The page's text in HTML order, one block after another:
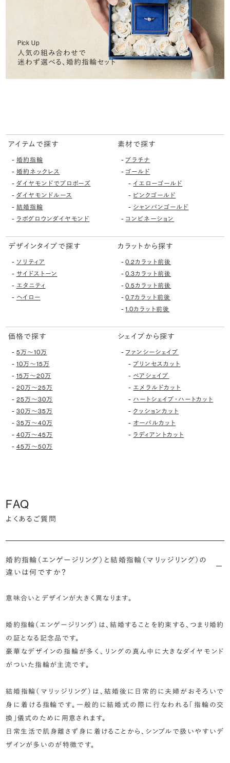
Pick Up
人気の組み合わせで
迷わず選べる、婚約指輪セット
アイテムで探す
- 婚約指輪
- 婚約ネックレス
- ダイヤモンドでプロポーズ
- ダイヤモンドルース
- 結婚指輪
- ラボグロウンダイヤモンド
素材で探す
-プラチナ
- ゴールド
-イエローゴールド
- ピンクゴールド
- シャンパンゴールド
- コンビネーション
デザインタイプで探す
- ソリティア
- サイドストーン
- エタニティ
- ヘイロー
カラットから探す
-0.2カラット前後
-0.3カラット前後
-0.5カラット前後
-0.7カラット前後
-1.0カラット前後
価格で探す
- 5万〜10万
- 10万〜15万
- 15万〜20万
- 20万〜25万
- 25万〜30万
- 30万〜35万
- 35万〜40万
- 40万〜45万
- 45万〜50万
シェイプから探す
- ファンシーシェイプ
-プリンセスカット
- ペアシェイプ
- エメラルドカット
- ハートシェイプ・ハートカット
- クッションカット
- オーバルカット
- ラディアントカット
FAQ
よくあるご質問
婚約指輪（エンゲージリング）と結婚指輪（マリッジリング）の
違いは何ですか？
意味合いとデザインが大きく異なります。
婚約指輪（エンゲージリング）は、結婚することを約束する、つまり婚約
の証となる記念品です。
豪華なデザインの指輪が多く、リングの真ん中に大きなダイヤモンド
がついた指輪が主流です。
結婚指輪（マリッジリング）は、結婚後に日常的に夫婦がおそろいで
身に着ける指輪です。一般的に結婚式の際に行なわれる「指輪の交
換」儀式のために用意されます。
日常生活で肌身離さず身に着けることから、シンプルで扱いやすいデ
ザインが多いのが特徴です。